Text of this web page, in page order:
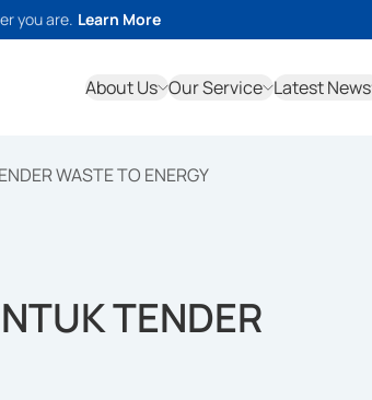
you are. Learn More
About Us Our Service Latest News
WASTE TO ENERGY
TENDER